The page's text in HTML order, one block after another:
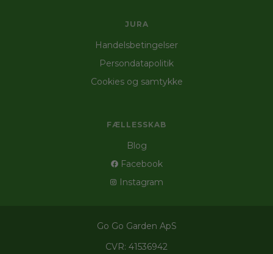
JURA
Handelsbetingelser
Persondatapolitik
Cookies og samtykke
FÆLLESSKAB
Blog
Facebook
Instagram
Go Go Garden ApS
CVR: 41536942